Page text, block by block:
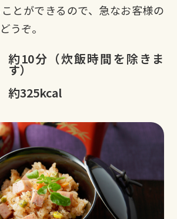
とができるので、急なお客様の
うぞ。
約10分（炊飯時間を除きま
す）
約325kcal